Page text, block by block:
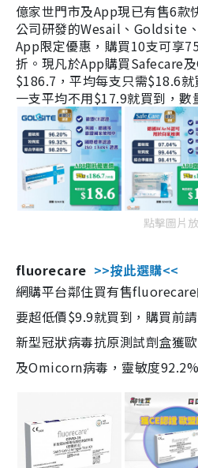
億家世門市及App現已有售6款
公司研發的Wesail、Goldsite
App限定優惠，購買10支可享
折。現凡於App購買Safecare
$186.7，平均每支只需$18.6
一支平均不用$17.9就買到，數
點擊圖片
fluorecare >>按此選購<<
網購平台鄰住買有售
要超低價$9.9就買到，購買前
新型冠狀病毒抗原測試劑盒獲
及Omicorn病毒，靈敏度